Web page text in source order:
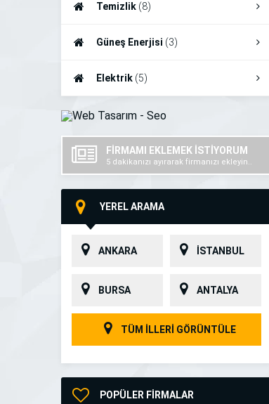
Temizlik (8)
Güneş Enerjisi (3)
Elektrik (5)
FİRMAMI EKLEMEK İSTİYORUM
5 dakikanızı ayırarak firmanızı ekleyin..
YEREL ARAMA
ANKARA İSTANBUL
BURSA ANTALYA
TÜM İLLERİ GÖRÜNTÜLE
POPÜLER FİRMALAR